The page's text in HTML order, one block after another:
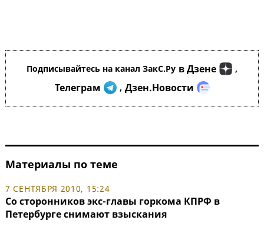
Подписывайтесь на канал ЗакС.Ру в Дзене ,
Телеграм , Дзен.Новости
Материалы по теме
7 СЕНТЯБРЯ 2010, 15:24
Со сторонников экс-главы горкома КПРФ в
Петербурге снимают взыскания